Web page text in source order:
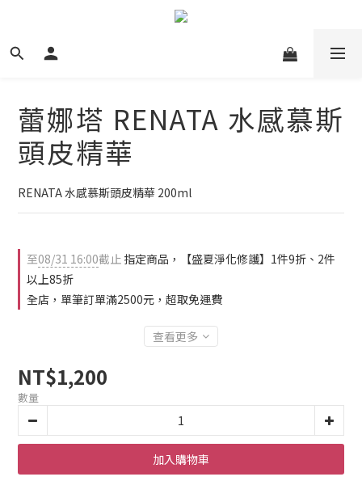
蕾娜塔 RENATA 水感慕斯
頭皮精華
RENATA 水感慕斯頭皮精華 200ml
至08/31 16:00截止 指定商品，【盛夏淨化修護】1件9折、2件
以上85折
全店，單筆訂單滿2500元，超取免運費
查看更多
NT$1,200
數量
加入購物車